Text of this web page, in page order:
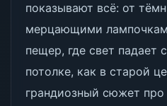
показывают всё: от
мерцающими
пещер, где свет падает
потолке, как в старой
грандиозный сюжет